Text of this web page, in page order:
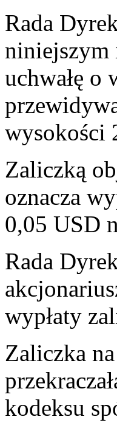
Rada
niniejszym
uchwałę o
wysokości
Zaliczką
oznacza
0,05 USD
Rada
wypłaty
Zaliczka
kodeksu